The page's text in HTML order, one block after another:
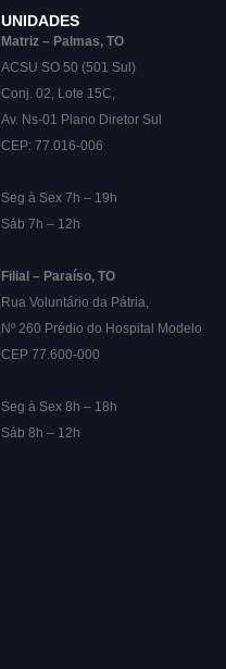
UNIDADES
Matriz – Palmas, TO
ACSU SO 50 (501 Sul)
Conj. 02, Lote 15C,
Av. Ns-01 Plano Diretor Sul
CEP: 77.016-006
Seg à Sex 7h – 19h
Sáb 7h – 12h
Filial – Paraíso, TO
Rua Voluntário da Pátria,
Nº 260 Prédio do Hospital Modelo
CEP 77.600-000
Seg à Sex 8h – 18h
Sáb 8h – 12h